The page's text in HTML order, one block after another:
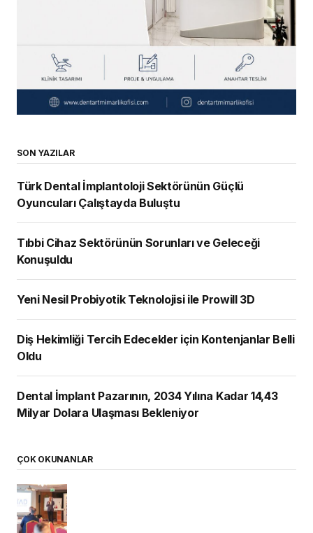
SON YAZILAR
Türk Dental İmplantoloji Sektörünün Güçlü
Oyuncuları Çalıştayda Buluştu
Tıbbi Cihaz Sektörünün Sorunları ve Geleceği
Konuşuldu
Yeni Nesil Probiyotik Teknolojisi ile Prowill 3D
Diş Hekimliği Tercih Edecekler için Kontenjanlar Belli
Oldu
Dental İmplant Pazarının, 2034 Yılına Kadar 14,43
Milyar Dolara Ulaşması Bekleniyor
ÇOK OKUNANLAR